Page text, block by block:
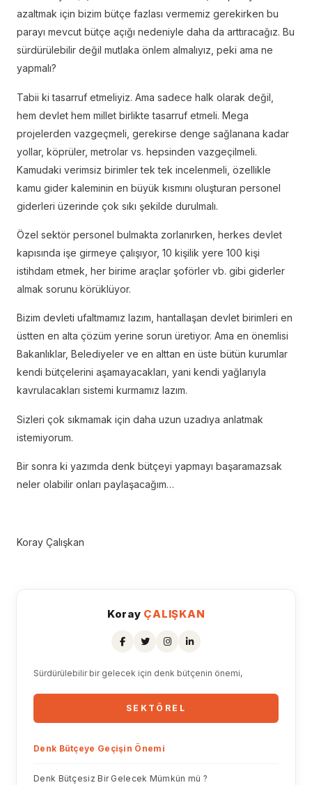
azaltmak için bizim bütçe fazlası vermemiz gerekirken bu
parayı mevcut bütçe açığı nedeniyle daha da arttıracağız. Bu
sürdürülebilir değil mutlaka önlem almalıyız, peki ama ne
yapmalı?
Tabii ki tasarruf etmeliyiz. Ama sadece halk olarak değil,
hem devlet hem millet birlikte tasarruf etmeli. Mega
projelerden vazgeçmeli, gerekirse denge sağlanana kadar
yollar, köprüler, metrolar vs. hepsinden vazgeçilmeli.
Kamudaki verimsiz birimler tek tek incelenmeli, özellikle
kamu gider kaleminin en büyük kısmını oluşturan personel
giderleri üzerinde çok sıkı şekilde durulmalı.
Özel sektör personel bulmakta zorlanırken, herkes devlet
kapısında işe girmeye çalışıyor, 10 kişilik yere 100 kişi
istihdam etmek, her birime araçlar şoförler vb. gibi giderler
almak sorunu körüklüyor.
Bizim devleti ufaltmamız lazım, hantallaşan devlet birimleri en
üstten en alta çözüm yerine sorun üretiyor. Ama en önemlisi
Bakanlıklar, Belediyeler ve en alttan en üste bütün kurumlar
kendi bütçelerini aşamayacakları, yani kendi yağlarıyla
kavrulacakları sistemi kurmamız lazım.
Sizleri çok sıkmamak için daha uzun uzadıya anlatmak
istemiyorum.
Bir sonra ki yazımda denk bütçeyi yapmayı başaramazsak
neler olabilir onları paylaşacağım…
Koray Çalışkan
Koray ÇALIŞKAN
Sürdürülebilir bir gelecek için denk bütçenin önemi,
SEKTÖREL
Denk Bütçeye Geçişin Önemi
Denk Bütçesiz Bir Gelecek Mümkün mü ?